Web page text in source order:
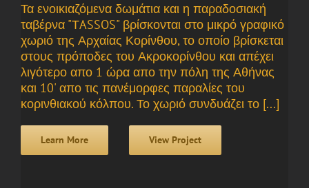
Τα ενοικιαζόμενα δωμάτια και η παραδοσιακή
ταβέρνα "ΤASSOS" βρίσκονται στο μικρό γραφικό
χωριό της Αρχαίας Κορίνθου, το οποίο βρίσκεται
στους πρόποδες του Ακροκορίνθου και απέχει
λιγότερο απο 1 ώρα απο την πόλη της Αθήνας
και 10' απο τις πανέμορφες παραλίες του
κορινθιακού κόλπου. Το χωριό συνδυάζει το [...]
Learn More View Project